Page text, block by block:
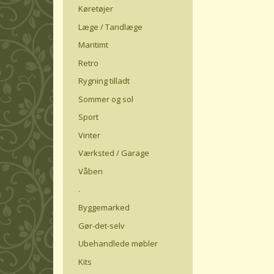
Køretøjer
Læge / Tandlæge
Maritimt
Retro
Rygning tilladt
Sommer og sol
Sport
Vinter
Værksted / Garage
Våben
.
Byggemarked
Gør-det-selv
Ubehandlede møbler
Kits